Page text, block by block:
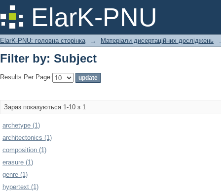
ElarK-PNU
Filter by: Subject
ElarK-PNU: головна сторінка → Матеріали дисертаційних досліджень
Filter by: Subject
Results Per Page:
Зараз показуються 1-10 з 1
archetype (1)
architectonics (1)
composition (1)
erasure (1)
genre (1)
hypertext (1)